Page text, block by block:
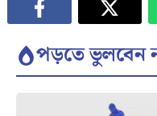
পড়তে ভুলবেন